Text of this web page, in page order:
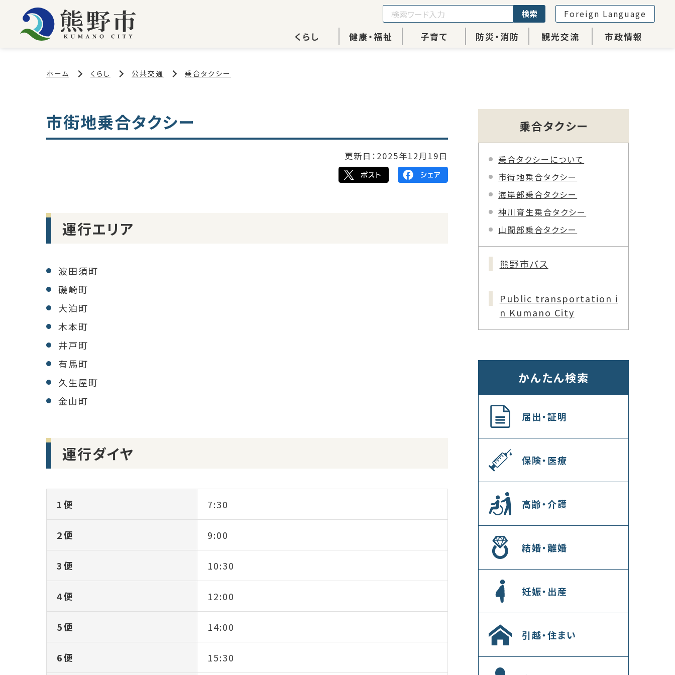
くらし 健康・福祉 子育て 防災・消防 観光交流 市政情報
検索 Foreign Language
ホーム くらし 公共交通 乗合タクシー
市街地乗合タクシー
更新日： 2025年12月19日
運行エリア
波田須町
磯崎町
大泊町
木本町
井戸町
有馬町
久生屋町
金山町
運行ダイヤ
1便 7:30
2便 9:00
3便 10:30
4便 12:00
5便 14:00
6便 15:30
乗合タクシー
乗合タクシーについて
市街地乗合タクシー
海岸部乗合タクシー
神川育生乗合タクシー
山間部乗合タクシー
熊野市バス
Public transportation i
n Kumano City
かんたん検索
届出・証明
保険・医療
高齢・介護
結婚・離婚
妊娠・出産
引越・住まい